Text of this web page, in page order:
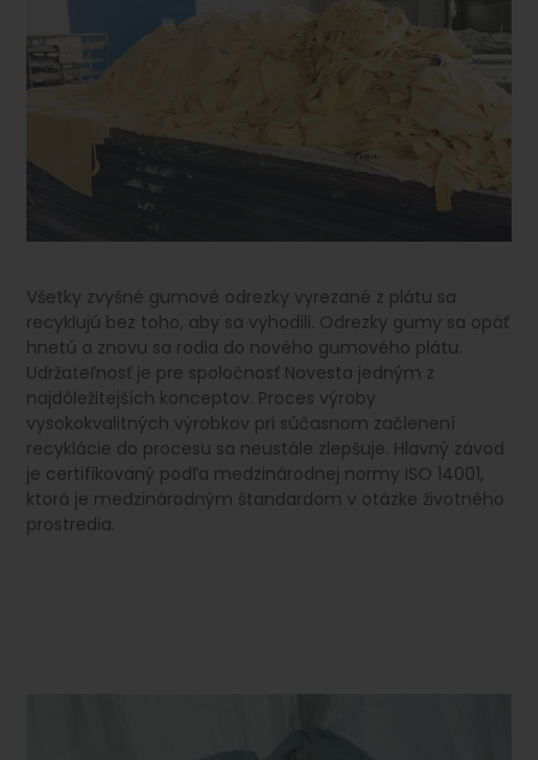
Všetky zvyšné gumové odrezky vyrezané z plátu sa
recyklujú bez toho, aby sa vyhodili. Odrezky gumy sa opäť
hnetú a znovu sa rodia do nového gumového plátu.
Udržateľnosť je pre spoločnosť Novesta jedným z
najdôležitejších konceptov. Proces výroby
vysokokvalitných výrobkov pri súčasnom začlenení
recyklácie do procesu sa neustále zlepšuje. Hlavný závod
je certifikovaný podľa medzinárodnej normy ISO 14001,
ktorá je medzinárodným štandardom v otázke životného
prostredia.